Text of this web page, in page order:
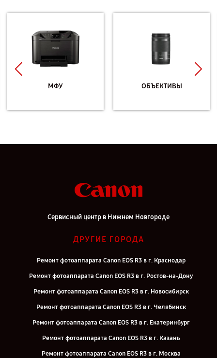
МФУ ОБЪЕКТИВЫ
Сервисный центр в Нижнем Новгороде
ДРУГИЕ ГОРОДА
Ремонт фотоаппарата Canon EOS R3 в г. Краснодар
Ремонт фотоаппарата Canon EOS R3 в г. Ростов-на-Дону
Ремонт фотоаппарата Canon EOS R3 в г. Новосибирск
Ремонт фотоаппарата Canon EOS R3 в г. Челябинск
Ремонт фотоаппарата Canon EOS R3 в г. Екатеринбург
Ремонт фотоаппарата Canon EOS R3 в г. Казань
Ремонт фотоаппарата Canon EOS R3 в г. Москва